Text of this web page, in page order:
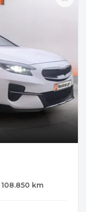
108.850 km